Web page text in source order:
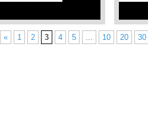
« 1 2 3 4 5 ... 10 20 30